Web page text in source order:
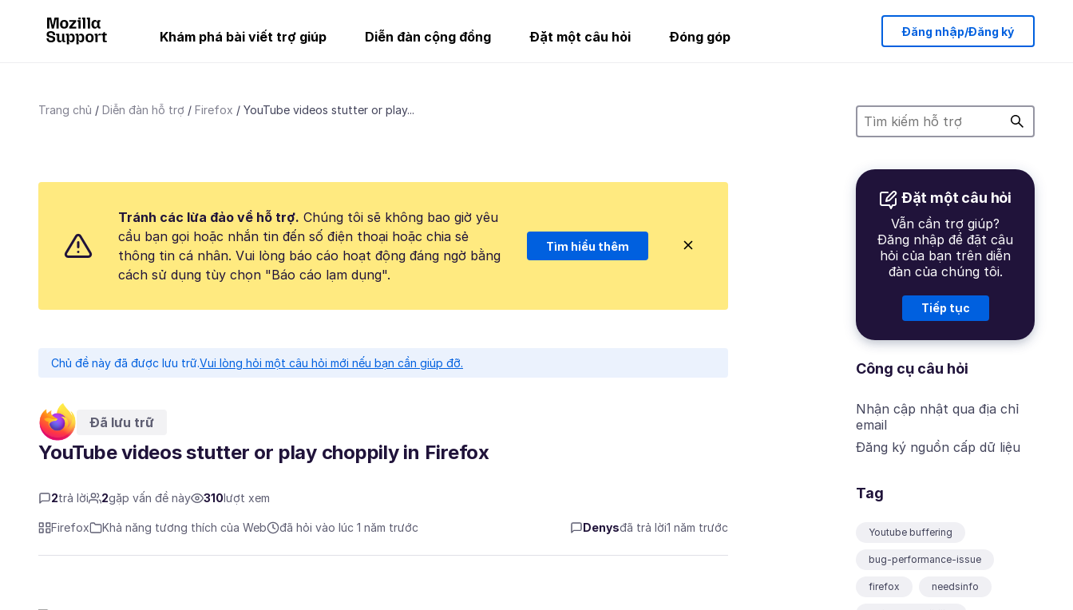
Khám phá bài viết trợ giúp Diễn đàn cộng đồng Đặt một câu hỏi Đóng góp Đăng nhập/Đăng ký
Trang chủ Diễn đàn hỗ trợ Firefox YouTube videos stutter or play...
Đặt một câu hỏi
Vẫn cần trợ giúp?
Đăng nhập để đặt câu
hỏi của bạn trên diễn
đàn của chúng tôi.
Tiếp tục
Công cụ câu hỏi
Nhận cập nhật qua địa chỉ
email
Đăng ký nguồn cấp dữ liệu
Tag
Youtube buffering
bug-performance-issue
firefox needsinfo
Tránh các lừa đảo về hỗ trợ. Chúng tôi sẽ không bao giờ yêu
cầu bạn gọi hoặc nhắn tin đến số điện thoại hoặc chia sẻ
thông tin cá nhân. Vui lòng báo cáo hoạt động đáng ngờ bằng
cách sử dụng tùy chọn "Báo cáo lạm dụng".
Tìm hiểu thêm
Chủ đề này đã được lưu trữ.Vui lòng hỏi một câu hỏi mới nếu bạn cần giúp đỡ.
Đã lưu trữ
YouTube videos stutter or play choppily in Firefox
2trả lời 2gặp vấn đề này 310 lượt xem
Firefox Khả năng tương thích của Web đã hỏi vào lúc 1 năm trước Denysđã trả lời1 năm trước